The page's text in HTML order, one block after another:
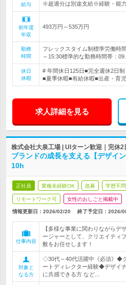
給与
※超過分は別途支給※経験・能
初年度
年収
493万円～535万円
勤務
時間
フレックスタイム制標準労働時
～15:30標準的な勤務時間帯：
休日
休暇
# 年間休日125日■完全週休2日
■夏季休暇■有給休暇■出産・育
求人詳細を見る
株式会社大泉工場 | UIターン歓迎｜完休
ブランドの成長を支える【デザイ
10h
正社員 業種未経験OK 急募 学歴不問
リモートワーク可 女性のおしごと掲載中
情報更新日：2026/02/20 終了予定日： 2026/
仕事内容
【多様な事業に関わりながらデ
ージャーとして、クリエイティ
般をお任せします！
対象と
なる方
◇30代～40代活躍中《必須》◆
ートディレクター経験◆デザイ
に共感できる方 など...